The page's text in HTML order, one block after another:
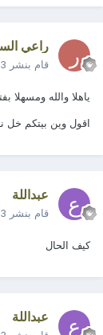
راعي
قام بنشر
ياهلا والله ومسهلا
اقول وين بيتكم خل
عبداللة
قام بنشر
كيف الحال
عبداللة